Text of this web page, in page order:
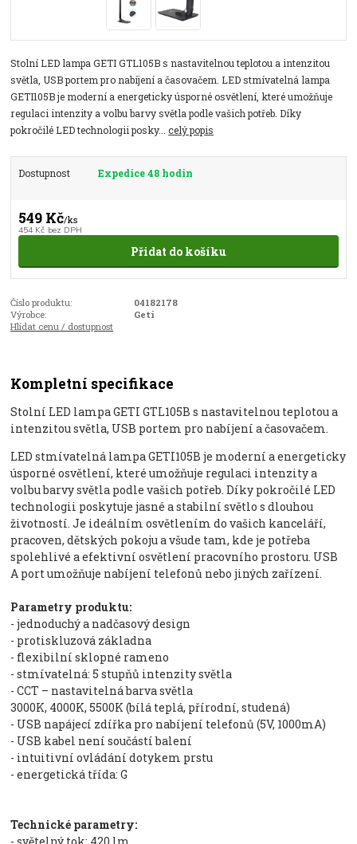
Stolní LED lampa GETI GTL105B s nastavitelnou teplotou a intenzitou
světla, USB portem pro nabíjení a časovačem. LED stmívatelná lampa
GETI105B je moderní a energeticky úsporné osvětlení, které umožňuje
regulaci intenzity a volbu barvy světla podle vašich potřeb. Díky
pokročilé LED technologii posky...celý popis
Dostupnost Expedice 48 hodin
549 Kč/ks
454 Kč bez DPH
Přidat do košíku
Číslo produktu:
04182178
Výrobce:
Geti
Hlídat cenu / dostupnost
Kompletní specifikace
Stolní LED lampa GETI GTL105B s nastavitelnou teplotou a
intenzitou světla, USB portem pro nabíjení a časovačem.
LED stmívatelná lampa GETI105B je moderní a energeticky
úsporné osvětlení, které umožňuje regulaci intenzity a
volbu barvy světla podle vašich potřeb. Díky pokročilé LED
technologii poskytuje jasné a stabilní světlo s dlouhou
životností. Je ideálním osvětlením do vašich kanceláří,
pracoven, dětských pokoju a všude tam, kde je potřeba
spolehlivé a efektivní osvětlení pracovního prostoru. USB
A port umožňuje nabíjení telefonů nebo jiných zařízení.
Parametry produktu:
- jednoduchý a nadčasový design
- protiskluzová základna
- flexibilní sklopné rameno
- stmívatelná: 5 stupňů intenzity světla
- CCT – nastavitelná barva světla
3000K, 4000K, 5500K (bílá teplá, přírodní, studená)
- USB napájecí zdířka pro nabíjení telefonů (5V, 1000mA)
- USB kabel není součástí balení
- intuitivní ovládání dotykem prstu
- energetická třída: G
Technické parametry:
- světelný tok: 420 lm